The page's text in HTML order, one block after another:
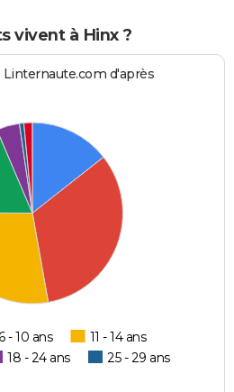
vivent à Hinx ?
Linternaute.com d'après
6 - 10 ans
11 - 14 ans
18 - 24 ans
25 - 29 ans